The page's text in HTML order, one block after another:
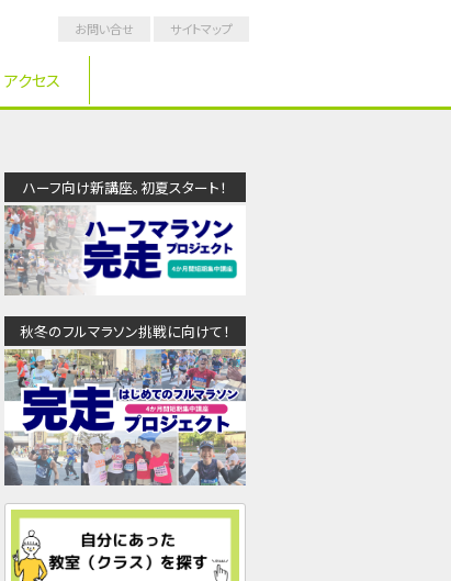
アクセス
お問い合せ サイトマップ
ハーフ向け新講座。初夏スタート！
秋冬のフルマラソン挑戦に向けて！